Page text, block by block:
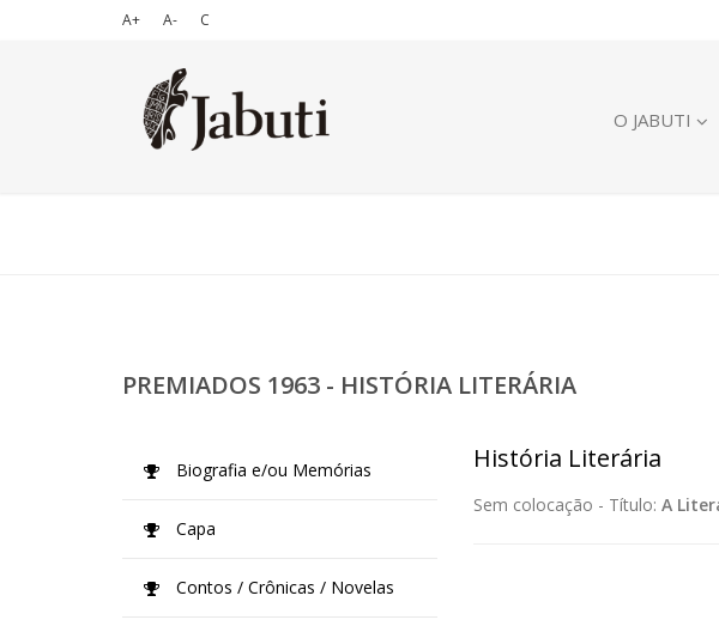
A+ A- C
O JABUTI
PREMIADOS 1963 - HISTÓRIA LITERÁRIA
História Literária
Sem colocação - Título: A
Biografia e/ou Memórias
Capa
Contos / Crônicas / Novelas